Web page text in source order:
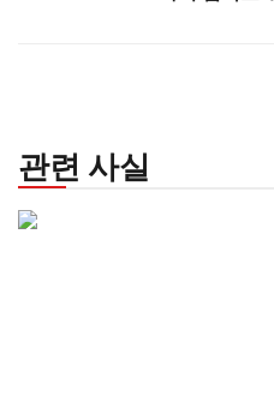
관련 사실